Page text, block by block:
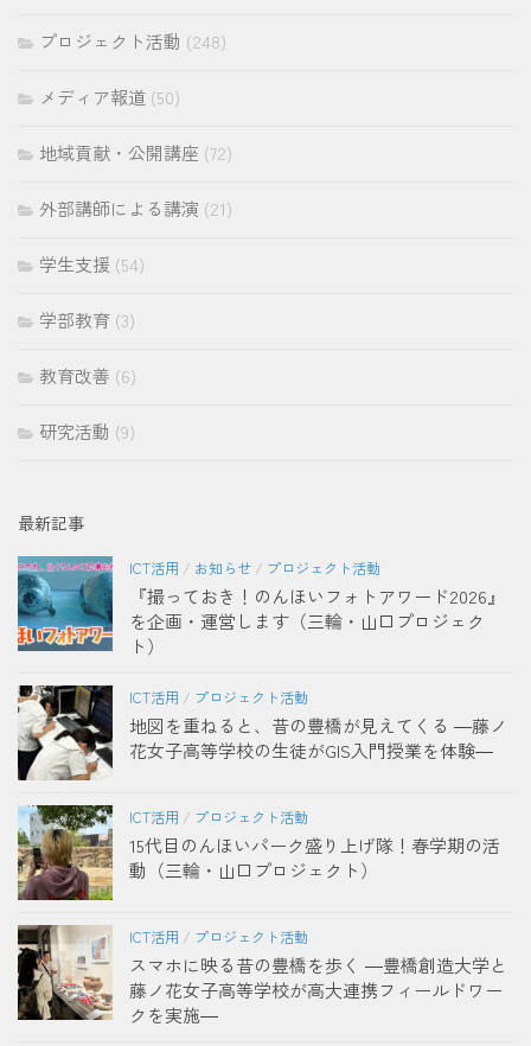
プロジェクト活動 (248)
メディア報道 (50)
地域貢献・公開講座 (72)
外部講師による講演 (21)
学生支援 (54)
学部教育 (3)
教育改善 (6)
研究活動 (9)
最新記事
ICT活用 / お知らせ / プロジェクト活動
『撮っておき！のんほいフォトアワード2026』
を企画・運営します（三輪・山口プロジェク
ト）
ICT活用 / プロジェクト活動
地図を重ねると、昔の豊橋が見えてくる ―藤ノ
花女子高等学校の生徒がGIS入門授業を体験―
ICT活用 / プロジェクト活動
15代目のんほいパーク盛り上げ隊！春学期の活
動（三輪・山口プロジェクト）
ICT活用 / プロジェクト活動
スマホに映る昔の豊橋を歩く ―豊橋創造大学と
藤ノ花女子高等学校が高大連携フィールドワー
クを実施―